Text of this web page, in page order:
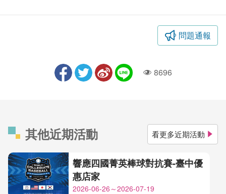
問題通報
人氣8696
其他近期活動 看更多近期活動
響應四國菁英棒球對抗賽-臺中優
惠店家
2026-06-26～2026-07-19